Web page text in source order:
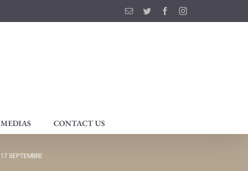
EmailTwitter FacebookInstagram
MEDIAS CONTACT US
SEPTEMBRE